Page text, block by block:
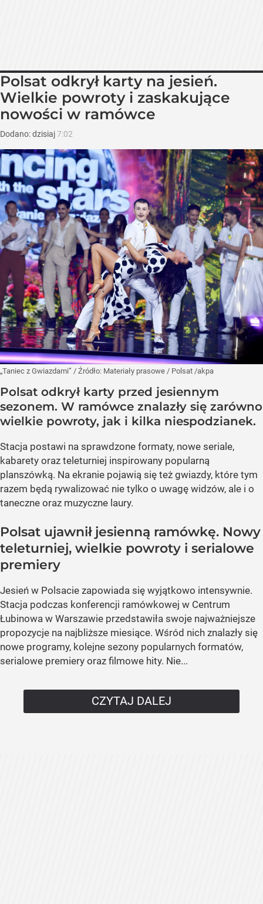
Polsat odkrył karty na jesień.
Wielkie powroty i zaskakujące
nowości w ramówce
Dodano:dzisiaj7:02
„Taniec z Gwiazdami” / Źródło: Materiały prasowe / Polsat /akpa
Polsat odkrył karty przed jesiennym
sezonem. W ramówce znalazły się zarówno
wielkie powroty, jak i kilka niespodzianek.
Stacja postawi na sprawdzone formaty, nowe seriale,
kabarety oraz teleturniej inspirowany popularną
planszówką. Na ekranie pojawią się też gwiazdy, które tym
razem będą rywalizować nie tylko o uwagę widzów, ale i o
taneczne oraz muzyczne laury.
Polsat ujawnił jesienną ramówkę. Nowy
teleturniej, wielkie powroty i serialowe
premiery
Jesień w Polsacie zapowiada się wyjątkowo intensywnie.
Stacja podczas konferencji ramówkowej w Centrum
Łubinowa w Warszawie przedstawiła swoje najważniejsze
propozycje na najbliższe miesiące. Wśród nich znalazły się
nowe programy, kolejne sezony popularnych formatów,
serialowe premiery oraz filmowe hity. Nie...
CZYTAJ DALEJ